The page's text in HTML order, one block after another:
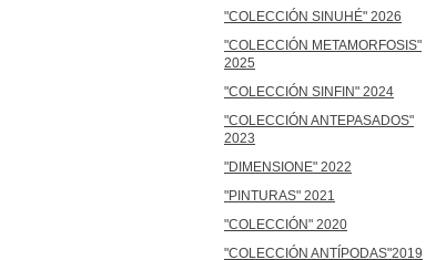
"COLECCIÓN SINUHÉ" 2026
"COLECCIÓN METAMORFOSIS"
2025
"COLECCIÓN SINFIN" 2024
"COLECCIÓN ANTEPASADOS"
2023
"DIMENSIONE" 2022
"PINTURAS" 2021
"COLECCIÓN" 2020
"COLECCIÓN ANTÍPODAS"2019